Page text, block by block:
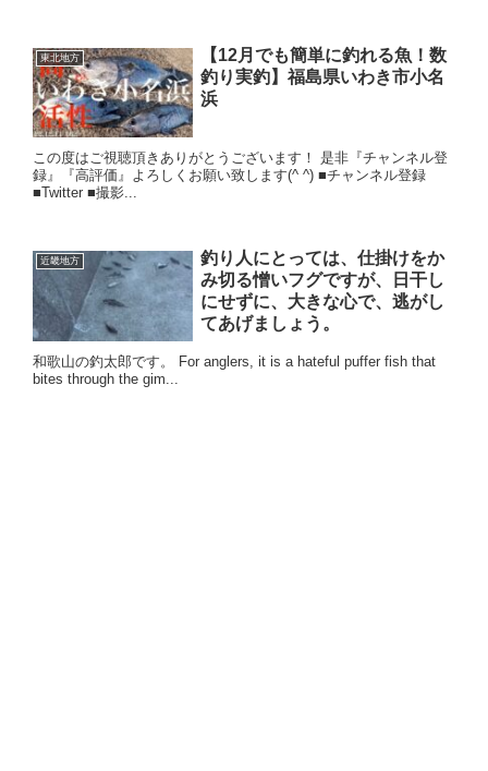
東北地方
【12月でも簡単に釣れる魚！数
釣り実釣】福島県いわき市小名
浜
この度はご視聴頂きありがとうございます！ 是非『チャンネル登
録』『高評価』よろしくお願い致します(^ ^) ■チャンネル登録
■Twitter ■撮影...
近畿地方
釣り人にとっては、仕掛けをか
み切る憎いフグですが、日干し
にせずに、大きな心で、逃がし
てあげましょう。
和歌山の釣太郎です。 For anglers, it is a hateful puffer fish that
bites through the gim...